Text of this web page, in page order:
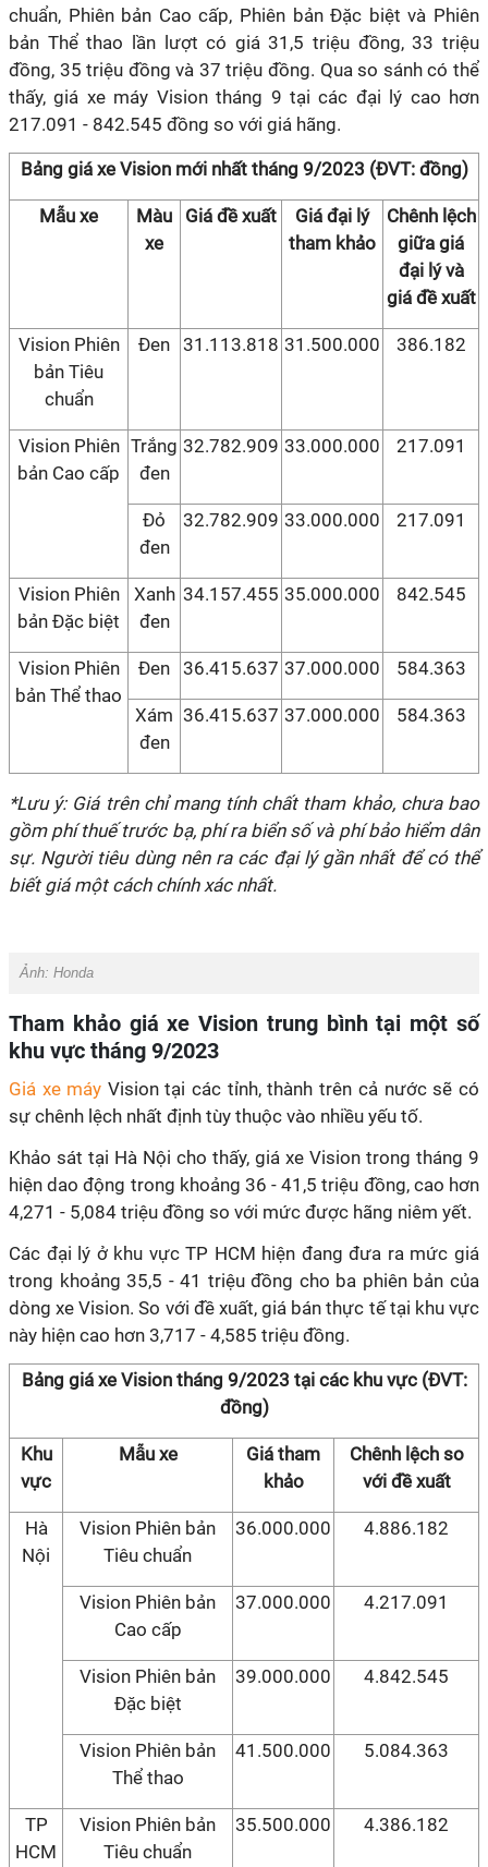
chuẩn, Phiên bản Cao cấp, Phiên bản Đặc biệt và Phiên
bản Thể thao lần lượt có giá 31,5 triệu đồng, 33 triệu
đồng, 35 triệu đồng và 37 triệu đồng. Qua so sánh có thể
thấy, giá xe máy Vision tháng 9 tại các đại lý cao hơn
217.091 - 842.545 đồng so với giá hãng.
Bảng giá xe Vision mới nhất tháng 9/2023 (ĐVT: đồng)
Mẫu xe
Màu
xe
Giá đề xuất
Giá đại lý
tham khảo
Chênh lệch
giữa giá
đại lý và
giá đề xuất
Vision Phiên
bản Tiêu
chuẩn
Đen 31.113.818 31.500.000 386.182
Vision Phiên
bản Cao cấp
Trắng
đen
32.782.909 33.000.000 217.091
Đỏ
đen
32.782.909 33.000.000 217.091
Vision Phiên
bản Đặc biệt
Xanh
đen
34.157.455 35.000.000 842.545
Vision Phiên
bản Thể thao
Đen 36.415.637 37.000.000 584.363
Xám
đen
36.415.637 37.000.000 584.363
*Lưu ý: Giá trên chỉ mang tính chất tham khảo, chưa bao
gồm phí thuế trước bạ, phí ra biển số và phí bảo hiểm dân
sự. Người tiêu dùng nên ra các đại lý gần nhất để có thể
biết giá một cách chính xác nhất.
Ảnh: Honda
Tham khảo giá xe Vision trung bình tại một số
khu vực tháng 9/2023
Giá xe máy Vision tại các tỉnh, thành trên cả nước sẽ có
sự chênh lệch nhất định tùy thuộc vào nhiều yếu tố.
Khảo sát tại Hà Nội cho thấy, giá xe Vision trong tháng 9
hiện dao động trong khoảng 36 - 41,5 triệu đồng, cao hơn
4,271 - 5,084 triệu đồng so với mức được hãng niêm yết.
Các đại lý ở khu vực TP HCM hiện đang đưa ra mức giá
trong khoảng 35,5 - 41 triệu đồng cho ba phiên bản của
dòng xe Vision. So với đề xuất, giá bán thực tế tại khu vực
này hiện cao hơn 3,717 - 4,585 triệu đồng.
Bảng giá xe Vision tháng 9/2023 tại các khu vực (ĐVT:
đồng)
Khu
vực
Mẫu xe
Giá tham
khảo
Chênh lệch so
với đề xuất
Hà
Nội
Vision Phiên bản
Tiêu chuẩn
36.000.000 4.886.182
Vision Phiên bản
Cao cấp
37.000.000 4.217.091
Vision Phiên bản
Đặc biệt
39.000.000 4.842.545
Vision Phiên bản
Thể thao
41.500.000 5.084.363
TP
HCM
Vision Phiên bản
Tiêu chuẩn
35.500.000 4.386.182